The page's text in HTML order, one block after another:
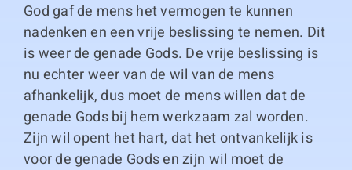
God gaf de mens het vermogen te kunnen
nadenken en een vrije beslissing te nemen. Dit
is weer de genade Gods. De vrije beslissing is
nu echter weer van de wil van de mens
afhankelijk, dus moet de mens willen dat de
genade Gods bij hem werkzaam zal worden.
Zijn wil opent het hart, dat het ontvankelijk is
voor de genade Gods en zijn wil moet de